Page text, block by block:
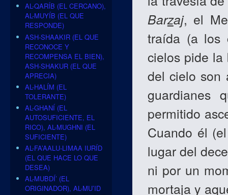
Barzaj, el
traída (a los
cielos pide la
del cielo son
permitido
Cuando él
lugar del
ni por un
mortaja y
AL-QARÍB (EL CERCANO),
AL-MUYÍB (EL QUE
RESPONDE)
ASH-SHAAKIR (EL QUE
RECONOCE Y
RECOMPENSA EL BIEN),
ASH-SHAKUR (EL QUE
APRECIA)
AL-HALÍM (EL
TOLERANTE)
AL-GHANÍ (EL
AUTOSUFICIENTE, EL
RICO), AL-MUGHNI (EL
SUFICIENTE)
AL-FA’AALU-LIMAA IURÍD
(EL QUE HACE LO QUE
DESEA)
AL-MUBDÍ’ (EL
ORIGINADOR), AL-MU’ID